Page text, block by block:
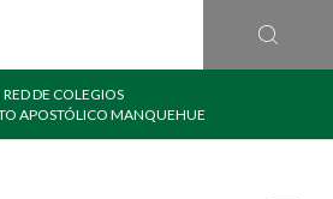
RED DE COLEGIOS
APOSTÓLICO MANQUEHUE